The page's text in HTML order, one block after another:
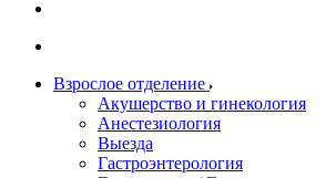
Взрослое отделение
Акушерство и гинекология
Анестезиология
Выезда
Гастроэнтерология